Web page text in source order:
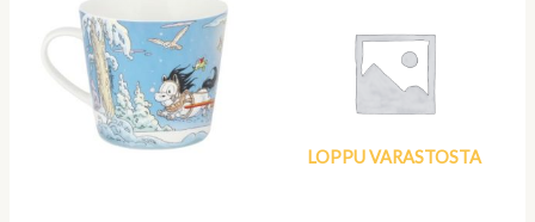
LOPPU VARASTOSTA